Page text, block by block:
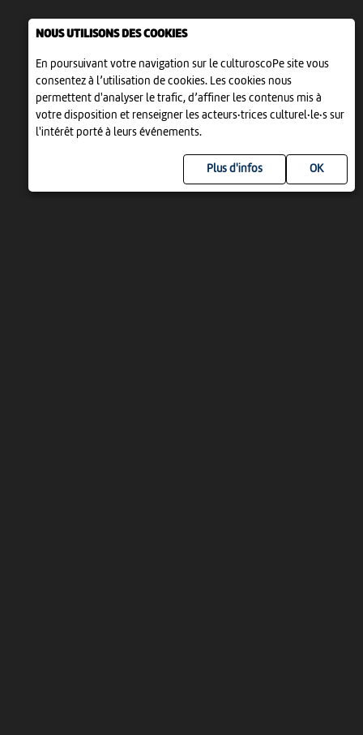
NOUS UTILISONS DES COOKIES
En poursuivant votre navigation sur le culturoscoPe site vous
consentez à l’utilisation de cookies. Les cookies nous
permettent d'analyser le trafic, d’affiner les contenus mis à
votre disposition et renseigner les acteurs·trices culturel·le·s sur
l'intérêt porté à leurs événements.
Plus d'infos